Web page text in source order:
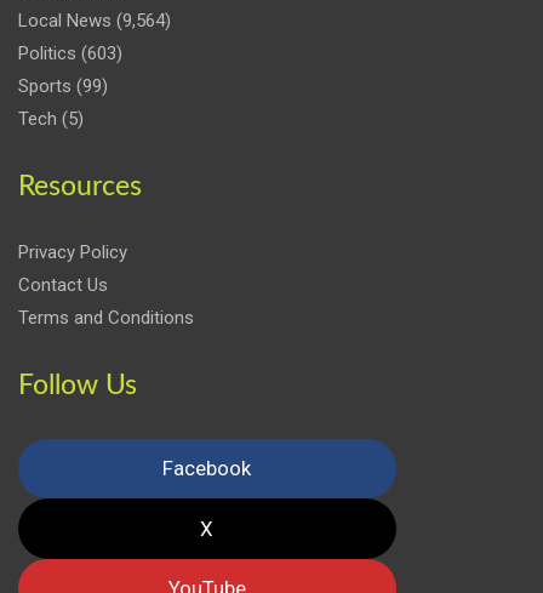
Local News (9,564)
Politics (603)
Sports (99)
Tech (5)
Resources
Privacy Policy
Contact Us
Terms and Conditions
Follow Us
Facebook
X